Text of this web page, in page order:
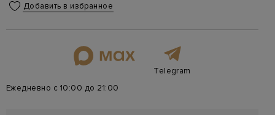
Добавить в избранное
Telegram
Ежедневно с 10:00 до 21:00